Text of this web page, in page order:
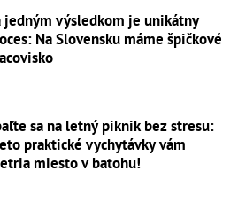
jedným výsledkom je unikátny
Na Slovensku máme špičkové
sa na letný piknik bez stresu:
praktické vychytávky vám
miesto v batohu!